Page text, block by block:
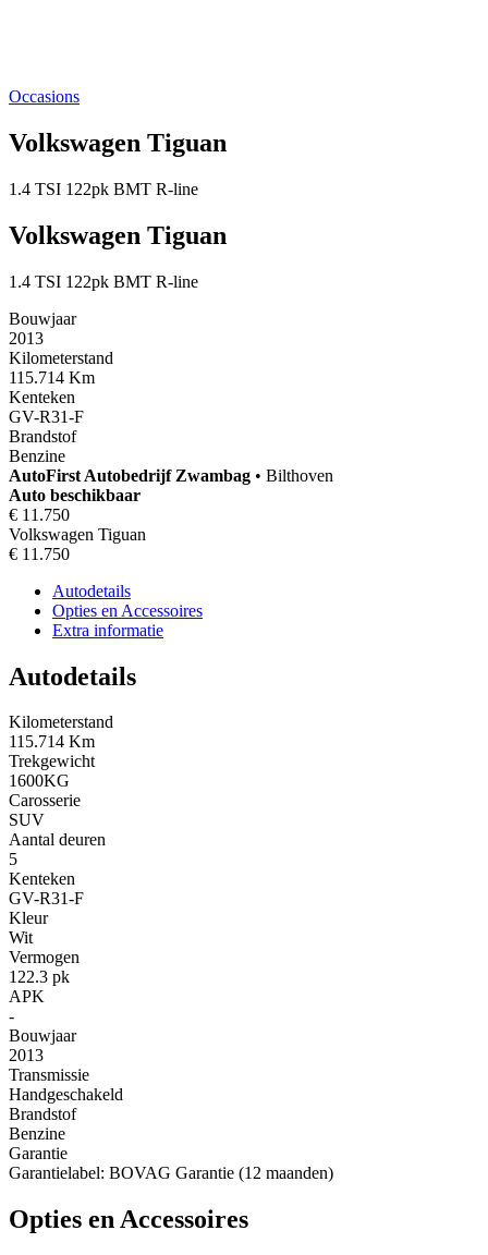
Occasions
Volkswagen Tiguan
1.4 TSI 122pk BMT R-line
Volkswagen Tiguan
1.4 TSI 122pk BMT R-line
Bouwjaar
2013
Kilometerstand
115.714 Km
Kenteken
GV-R31-F
Brandstof
Benzine
AutoFirst Autobedrijf Zwambag • Bilthoven
Auto beschikbaar
€ 11.750
Volkswagen Tiguan
€ 11.750
Autodetails
Opties en Accessoires
Extra informatie
Autodetails
Kilometerstand
115.714 Km
Trekgewicht
1600KG
Carosserie
SUV
Aantal deuren
5
Kenteken
GV-R31-F
Kleur
Wit
Vermogen
122.3 pk
APK
-
Bouwjaar
2013
Transmissie
Handgeschakeld
Brandstof
Benzine
Garantie
Garantielabel: BOVAG Garantie (12 maanden)
Opties en Accessoires